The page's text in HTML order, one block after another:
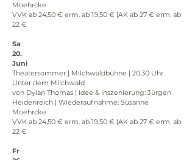
Moehrcke
VVK ab 24,50 € erm. ab 19,50 € |AK ab 27 € erm. ab
22 €
Sa
20.
Juni
Theatersommer | Milchwaldbühne | 20.30 Uhr
Unter dem Milchwald
von Dylan Thomas | Idee & Inszenierung: Jürgen
Heidenreich | Wiederaufnahme: Susanne
Moehrcke
VVK ab 24,50 € erm. ab 19,50 € |AK ab 27 € erm. ab
22 €
Fr